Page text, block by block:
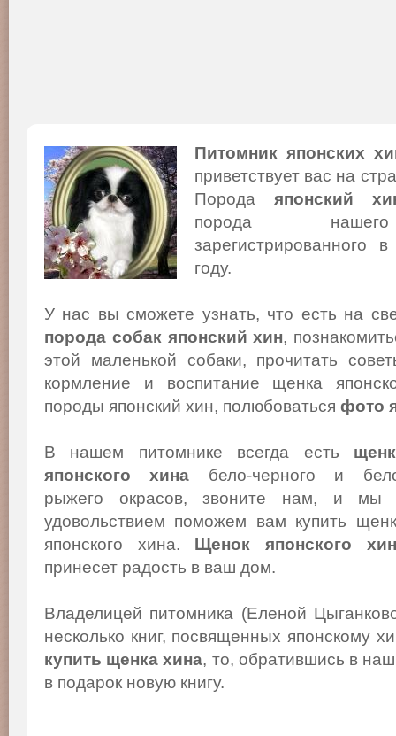
Питомник японских
приветствует вас на
Порода японский
порода
году.
У нас вы сможете узнать, что есть на
порода собак японский хин,
этой маленькой собаки, прочитать
кормление и воспитание щенка
породы японский хин, полюбоваться фото
В нашем питомнике всегда есть
японского хина бело-черного и
рыжего окрасов, звоните нам, и мы
удовольствием поможем вам купить
японского хина. Щенок японского
принесет радость в ваш дом.
Владелицей питомника (Еленой
несколько книг, посвященных японскому
купить щенка хина, то, обратившись в
в подарок новую книгу.